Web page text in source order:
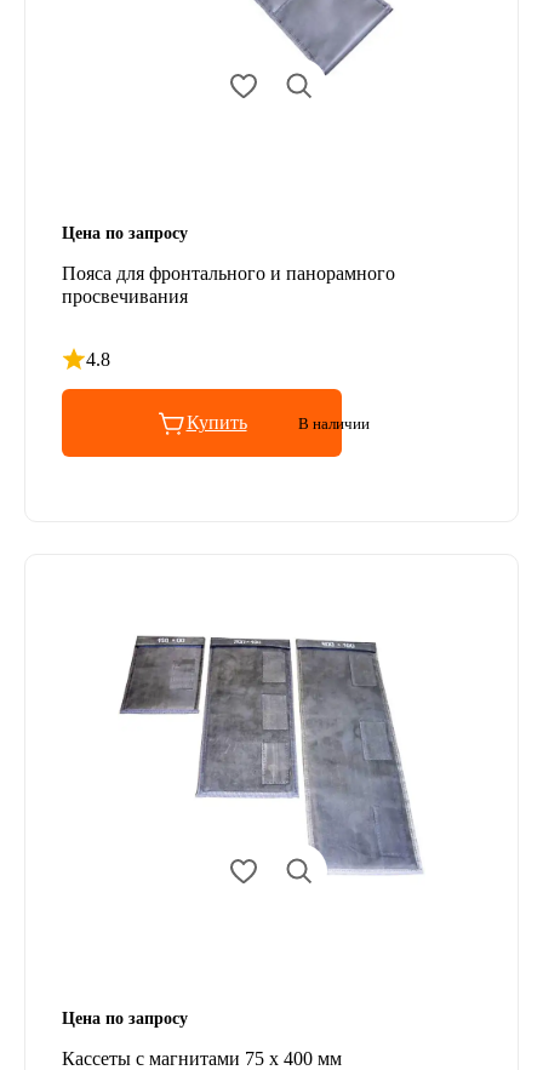
Цена по запросу
Пояса для фронтального и панорамного
просвечивания
4.8
Рейтинг 4.8 из 5
Купить В наличии
Цена по запросу
Кассеты с магнитами 75 х 400 мм